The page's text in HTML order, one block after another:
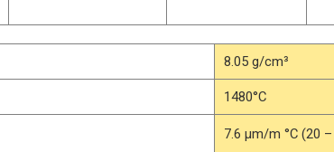
8.05 g/cm³
1480°C
7.6 μm/m °C (20 –